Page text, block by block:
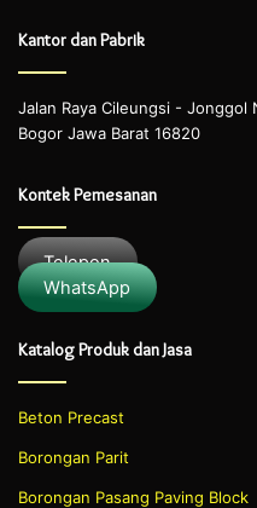
Kantor dan Pabrik
Jalan Raya Cileungsi -
Bogor Jawa Barat 16820
Kontek Pemesanan
Telepon
WhatsApp
Katalog Produk dan Jasa
Beton Precast
Borongan Parit
Borongan Pasang Paving Block